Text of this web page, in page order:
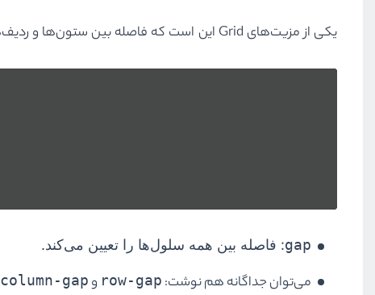
یکی از مزیت‌های Grid این است که فاصله بین ستون‌ها و ردیف‌ها را به‌سادگی می‌توان کنترل کرد:
gap: فاصله بین همه سلول‌ها را تعیین می‌کند.
می‌توان جداگانه هم نوشت: row-gap وcolumn-gap